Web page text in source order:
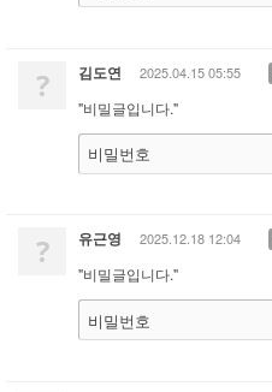
? 김도연 2025.04.15 05:55
"비밀글입니다."
비밀번호
? 유근영 2025.12.18 12:04
"비밀글입니다."
비밀번호